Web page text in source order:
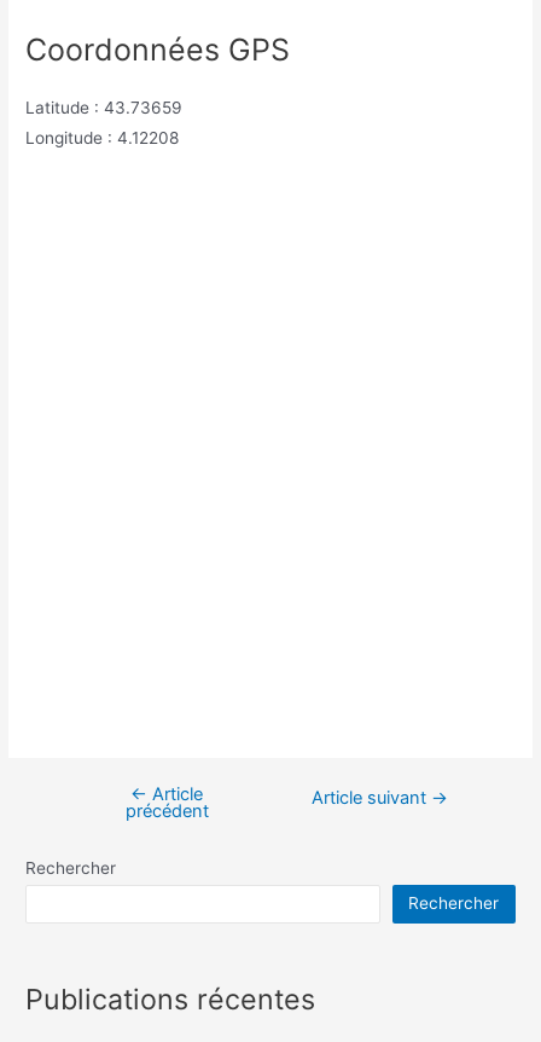
Coordonnées GPS
Latitude : 43.73659
Longitude : 4.12208
Navigation
← Article
précédent
Article suivant →
Rechercher
Rechercher
Publications récentes